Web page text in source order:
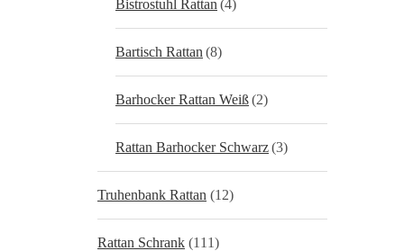
Bistrostuhl Rattan (4)
Bartisch Rattan (8)
Barhocker Rattan Weiß(2)
Rattan Barhocker Schwarz(3)
Truhenbank Rattan (12)
Rattan Schrank (111)